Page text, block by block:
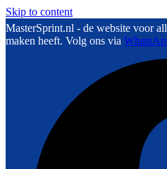
Skip to content
MasterSprint.nl - de website voor
maken heeft. Volg ons via